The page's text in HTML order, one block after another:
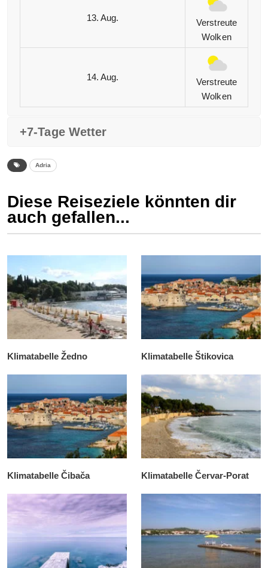
13. Aug.
Verstreute
Wolken
14. Aug.
Verstreute
Wolken
+7-Tage Wetter
Adria
Diese Reiseziele könnten dir
auch gefallen...
Klimatabelle Žedno Klimatabelle Štikovica
Klimatabelle Čibača Klimatabelle Červar-Porat